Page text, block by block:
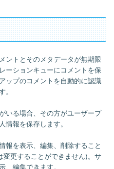
ントとそのメタデータが無期限
ーションキューにコメントを保
ップのコメントを自動的に認識
。
いる場合、その方がユーザープ
情報を保存します。
報を表示、編集、削除すること
更することができません)。サ
、編集できます。